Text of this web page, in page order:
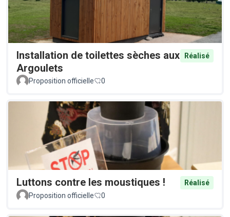
Installation de toilettes sèches aux
Argoulets
Réalisé
Proposition officielle 0
Luttons contre les moustiques !
Réalisé
Proposition officielle
0